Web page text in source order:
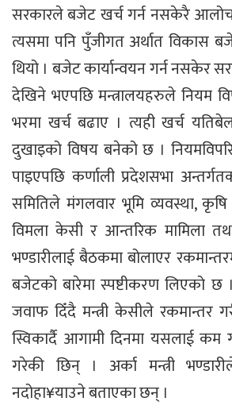
सरकारले बजेट खर्च गर्न नसकेरै
त्यसमा पनि पुँजीगत अर्थात विकास
थियो । बजेट कार्यान्वयन गर्न
देखिने भएपछि मन्त्रालयहरुले नियम
भरमा खर्च बढाए । त्यही खर्च
दुखाइको विषय बनेको छ ।
पाइएपछि कर्णाली प्रदेशसभा
समितिले मंगलवार भूमि व्यवस्था, कृषि
विमला केसी र आन्तरिक मामिला
भण्डारीलाई बैठकमा बोलाएर
बजेटको बारेमा स्पष्टीकरण लिएको छ
जवाफ दिँदै मन्त्री केसीले रकमान्तर
स्विकार्दै आगामी दिनमा यसलाई कम
गरेकी छिन् । अर्का मन्त्री
नदोहा¥याउने बताएका छन् ।